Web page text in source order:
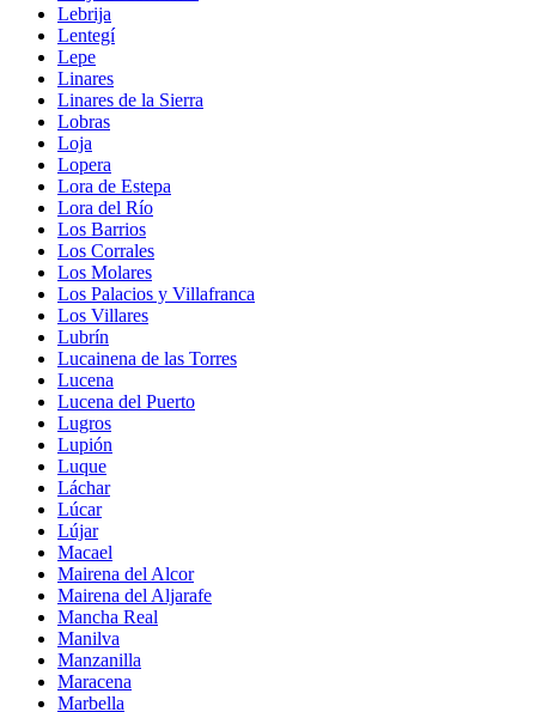
Lebrija
Lentegí
Lepe
Linares
Linares de la Sierra
Lobras
Loja
Lopera
Lora de Estepa
Lora del Río
Los Barrios
Los Corrales
Los Molares
Los Palacios y Villafranca
Los Villares
Lubrín
Lucainena de las Torres
Lucena
Lucena del Puerto
Lugros
Lupión
Luque
Láchar
Lúcar
Lújar
Macael
Mairena del Alcor
Mairena del Aljarafe
Mancha Real
Manilva
Manzanilla
Maracena
Marbella